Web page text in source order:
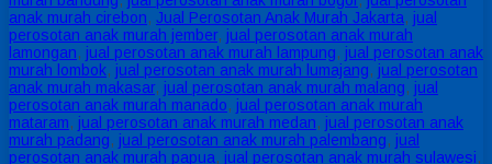
anak murah cirebon, Jual Perosotan Anak Murah Jakarta, jual
perosotan anak murah jember, jual perosotan anak murah
lamongan, jual perosotan anak murah lampung, jual perosotan anak
murah lombok, jual perosotan anak murah lumajang, jual perosotan
anak murah makasar, jual perosotan anak murah malang, jual
perosotan anak murah manado, jual perosotan anak murah
mataram, jual perosotan anak murah medan, jual perosotan anak
murah padang, jual perosotan anak murah palembang, jual
perosotan anak murah papua, jual perosotan anak murah sulawesi,